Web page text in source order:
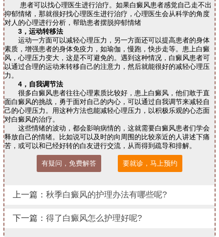
患者可以找心理医生进行治疗。如果白癜风患者感觉自己走不出
抑郁情绪，那就很好找心理医生进行治疗，心理医生会从科学的角度
对人的心理进行分析，帮助患者摆脱抑郁情绪
3，运动转移法
运动一方面可以减轻心理压力，另一方面还可以提高患者的身体
素质，增强患者的身体免疫力，如瑜伽，慢跑，快步走等。患上白癜
风，心理压力变大，这是不可避免的。遇到这种情况，白癜风患者可
以通过合理的运动来转移自己的注意力，然后就能很好的减轻心理压
力。
4，自我调节法
很多白癜风患者往往心理素质比较好，患上白癜风，他们敢于直
面白癜风的挑战，勇于面对自己的内心，可以通过自我调节来减轻自
己的心理压力。用这种方法也能减轻心理压力，以积极乐观的心态面
对白癜风的治疗。
这些情绪的波动，都会影响病情的，这就需要白癜风患者们学会
释放自己的情绪。比如说可以及时的向周围的比较亲近的人讲述下痛
苦，或可以和已经好转的白友进行交流，从而得到疏导和排解。
有疑问，免费解答 要就诊，马上预约
上一篇： 秋季白癜风的护理办法有哪些呢?
下一篇： 得了白癜风怎么护理好呢?